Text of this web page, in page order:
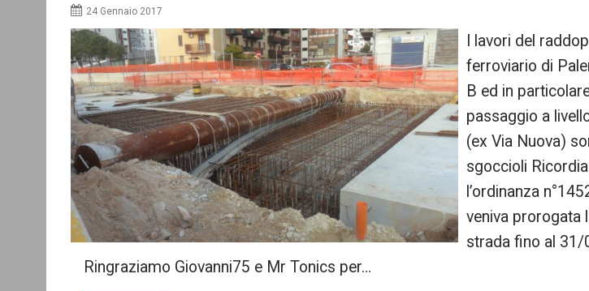
24 Gennaio 2017
I lavori del
ferroviario di
B ed in
passaggio a
(ex Via Nuova)
sgoccioli
l’ordinanza
veniva prorogata
strada fino al
Ringraziamo Giovanni75 e Mr Tonics per…